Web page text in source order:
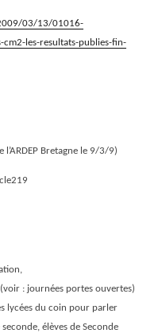
03/13/01016-
cm2-les-resultats-publies-fin-
Bretagne le 9/3/9)
: journées portes ouvertes)
lycées du coin pour parler
élèves de Seconde